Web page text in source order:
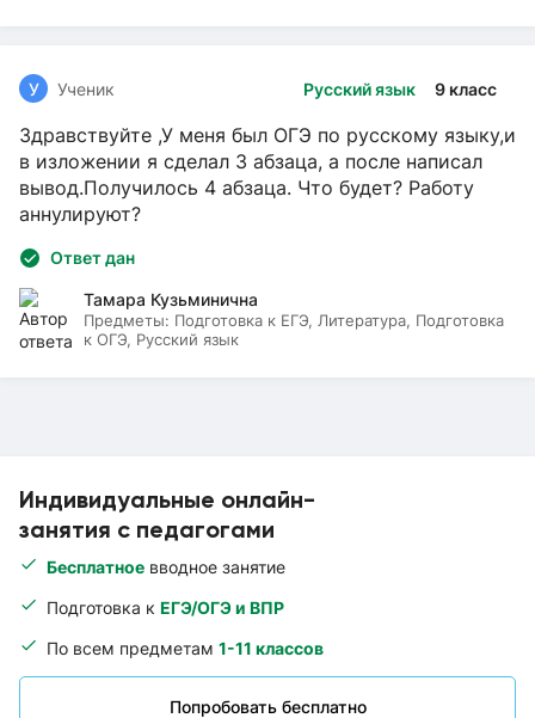
Индивидуальные онлайн-
занятия с педагогами
Бесплатное вводное занятие
Подготовка к ЕГЭ/ОГЭ и ВПР
По всем предметам 1-11 классов
Попробовать бесплатно
Русский язык 9 класс
У Ученик
Здравствуйте ,У меня был ОГЭ по русскому языку,и
в изложении я сделал 3 абзаца, а после написал
вывод.Получилось 4 абзаца. Что будет? Работу
аннулируют?
Ответ дан
Тамара Кузьминична
Предметы: Подготовка к ЕГЭ, Литература, Подготовка
к ОГЭ, Русский язык